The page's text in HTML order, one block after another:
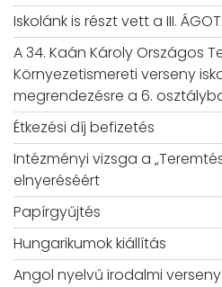
Iskolánk is részt vett a III.
A 34. Kaán Károly Országos
Környezetismereti verseny
megrendezésre a 6.
Étkezési díj befizetés
Intézményi vizsga a
elnyeréséért
Papírgyűjtés
Hungarikumok kiállítás
Angol nyelvű irodalmi